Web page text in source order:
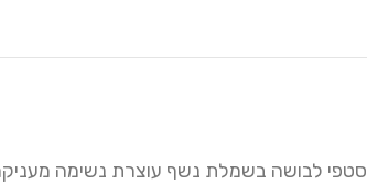
סטפי לבושה בשמלת נשף עוצרת נשימה